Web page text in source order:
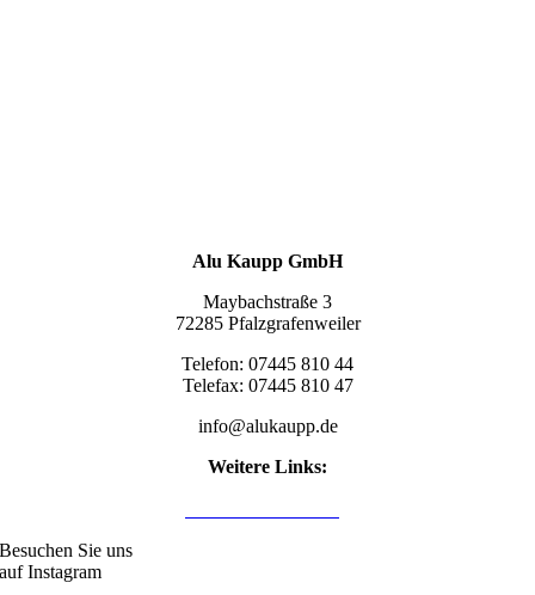
Alu Kaupp GmbH
Maybachstraße 3
72285 Pfalzgrafenweiler
Telefon: 07445 810 44
Telefax: 07445 810 47
info@alukaupp.de
Weitere Links:
Besuchen Sie uns
auf Instagram